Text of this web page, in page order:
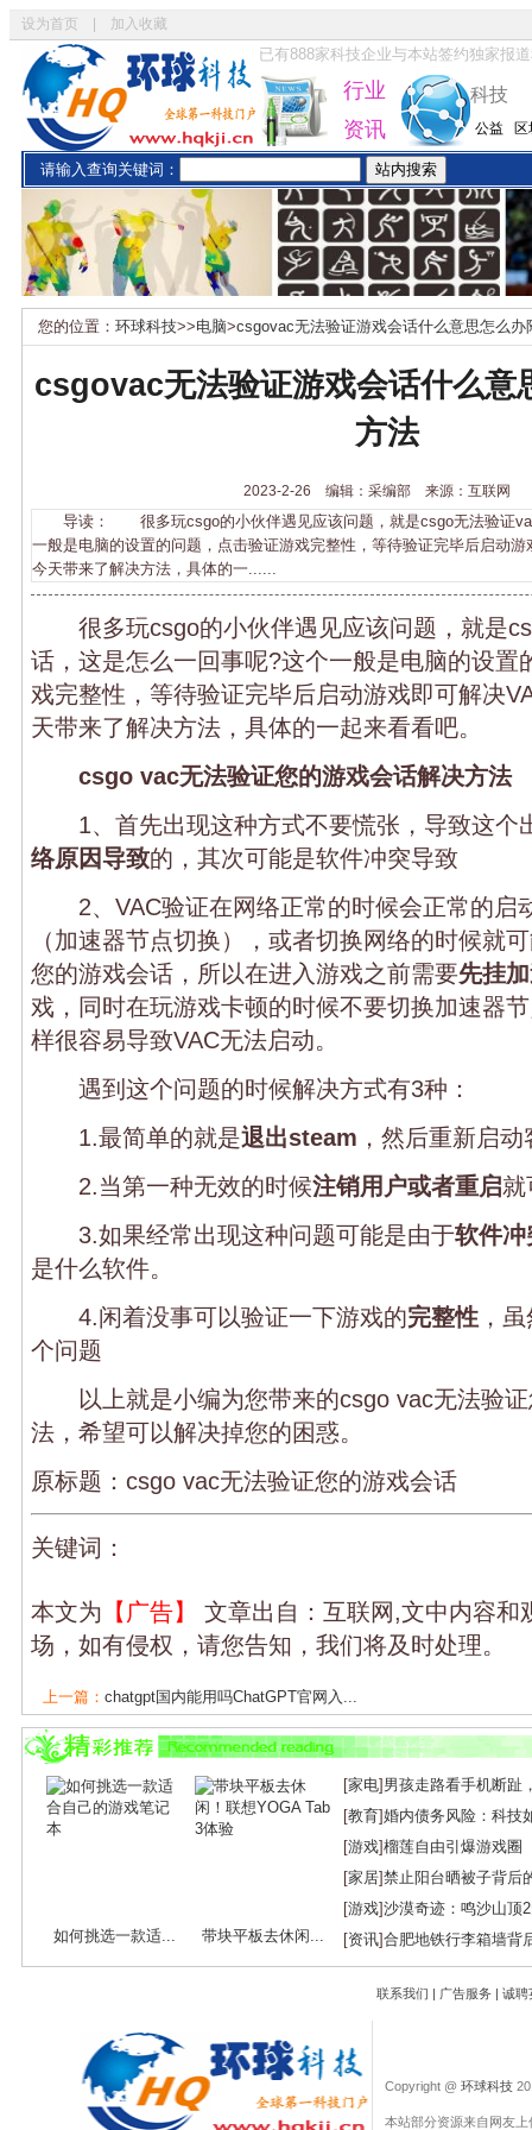
设为首页 加入收藏
已有888家科技企业与本站签约独家报
行业
资讯
科技
公益
请输入查询关键词：
您的位置： 环球科技>>电脑>csgovac无法验证游戏会话什么意思怎么办
csgovac无法验证游戏会话什么意
方法
2023-2-26 编辑：采编部 来源：互联网
导读： 很多玩csgo的小伙伴遇见应该问题，就是csgo无法验证vac
一般是电脑的设置的问题，点击验证游戏完整性，等待验证完毕后启动
今天带来了解决方法，具体的一......
很多玩csgo的小伙伴遇见应该问题，就是
话，这是怎么一回事呢?这个一般是电脑的设置
戏完整性，等待验证完毕后启动游戏即可解决
天带来了解决方法，具体的一起来看看吧。
csgo vac无法验证您的游戏会话解决方法
1、首先出现这种方式不要慌张，导致这个
络原因导致的，其次可能是软件冲突导致
2、VAC验证在网络正常的时候会正常的启
（加速器节点切换），或者切换网络的时候就
您的游戏会话，所以在进入游戏之前需要先挂
戏，同时在玩游戏卡顿的时候不要切换加速器
样很容易导致VAC无法启动。
遇到这个问题的时候解决方式有3种：
1.最简单的就是退出steam ，然后重新启
2.当第一种无效的时候注销用户或者重启就
3.如果经常出现这种问题可能是由于软件冲
是什么软件。
4.闲着没事可以验证一下游戏的完整性 ，
个问题
以上就是小编为您带来的csgo vac无法验证
法，希望可以解决掉您的困惑。
原标题：csgo vac无法验证您的游戏会话
关键词：
本文为 【广告】
文章出自：互联网,文中内容和
场，如有侵权，请您告知，我们将及时处理。
上一篇： chatgpt国内能用吗ChatGPT官网入...
下一篇：Steam账户名称怎么填写设置才合格...
如何挑选一款适... 带块平板去休闲...
[家电] 男孩走路看手机断趾
[教育]婚内债务风险：科技
[游戏]榴莲自由引爆游戏圈
[家居]禁止阳台晒被子背后
[游戏]沙漠奇迹：鸣沙山顶
[资讯]合肥地铁行李箱墙背
联系我们 | 广告服务 | 诚聘
Copyright @ 环球科技
本站部分资源来自网友